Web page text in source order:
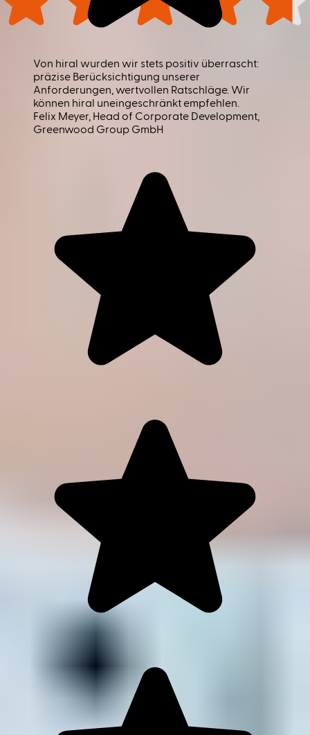
Von hiral wurden wir stets positiv überrascht:
präzise Berücksichtigung unserer
Anforderungen, wertvollen Ratschläge. Wir
können hiral uneingeschränkt empfehlen.
Felix Meyer, Head of Corporate Development,
Greenwood Group GmbH